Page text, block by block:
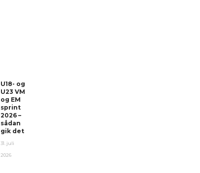
U18- og
U23 VM
og EM
sprint
2026 –
sådan
gik det
31. juli
2026